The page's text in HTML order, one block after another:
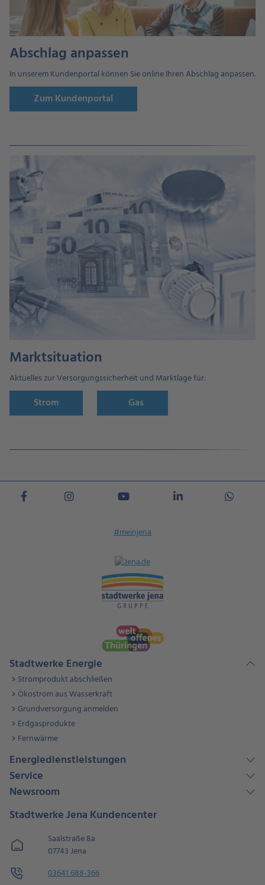
Abschlag anpassen
In unserem Kundenportal können Sie online Ihren Abschlag anpassen.
Zum Kundenportal
Marktsituation
Aktuelles zur Versorgungssicherheit und Marktlage für:
Strom Gas
#meinjena
Stadtwerke Energie
Stromprodukt abschließen
Ökostrom aus Wasserkraft
Grundversorgung anmelden
Erdgasprodukte
Fernwärme
Energiedienstleistungen
Service
Newsroom
Stadtwerke Jena Kundencenter
Saalstraße 8a
07743 Jena
03641 688-366